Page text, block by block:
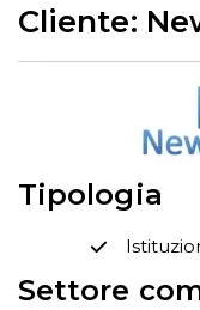
Cliente:
Tipologia
Settore